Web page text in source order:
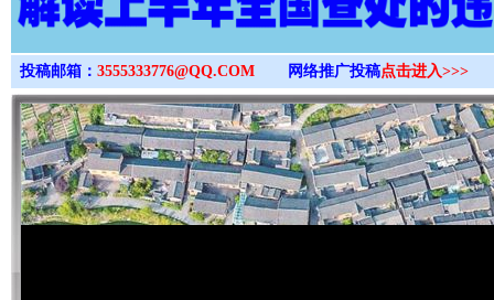
投稿邮箱： 3555333776@QQ.COM 网络推广投稿点击进入>>>